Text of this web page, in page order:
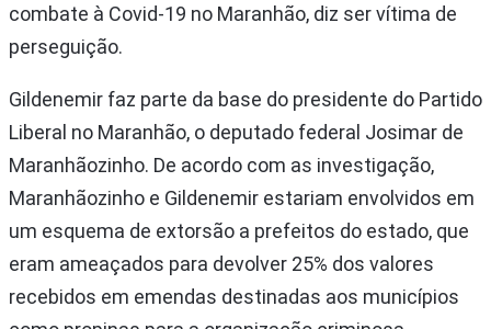
combate à Covid-19 no Maranhão, diz ser vítima de
perseguição.
Gildenemir faz parte da base do presidente do Partido
Liberal no Maranhão, o deputado federal Josimar de
Maranhãozinho. De acordo com as investigação,
Maranhãozinho e Gildenemir estariam envolvidos em
um esquema de extorsão a prefeitos do estado, que
eram ameaçados para devolver 25% dos valores
recebidos em emendas destinadas aos municípios